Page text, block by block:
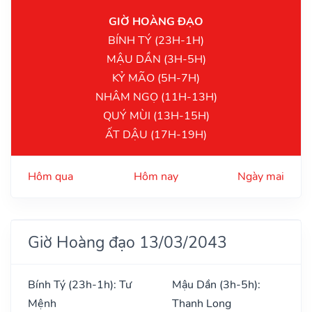
GIỜ HOÀNG ĐẠO
BÍNH TÝ (23H-1H)
MẬU DẦN (3H-5H)
KỶ MÃO (5H-7H)
NHÂM NGỌ (11H-13H)
QUÝ MÙI (13H-15H)
ẤT DẬU (17H-19H)
Hôm qua Hôm nay Ngày mai
Giờ Hoàng đạo 13/03/2043
Bính Tý (23h-1h): Tư
Mệnh
Mậu Dần (3h-5h):
Thanh Long